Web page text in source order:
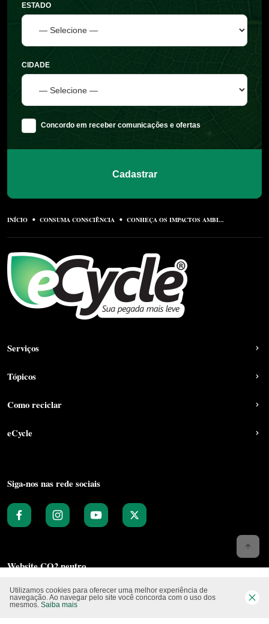
ESTADO
CIDADE
Concordo em receber comunicações e ofertas
Cadastrar
INÍCIO CONSUMA CONSCIÊNCIA CONHEÇA OS IMPACTOS AMBI...
Serviços
Tópicos
Como reciclar
eCycle
Siga-nos nas rede sociais
Website CO2 neutro
Utilizamos cookies para oferecer uma melhor experiência de
navegação. Ao navegar pelo site você concorda com o uso dos
mesmos. Saiba mais